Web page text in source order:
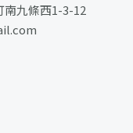
南九條西1-3-12